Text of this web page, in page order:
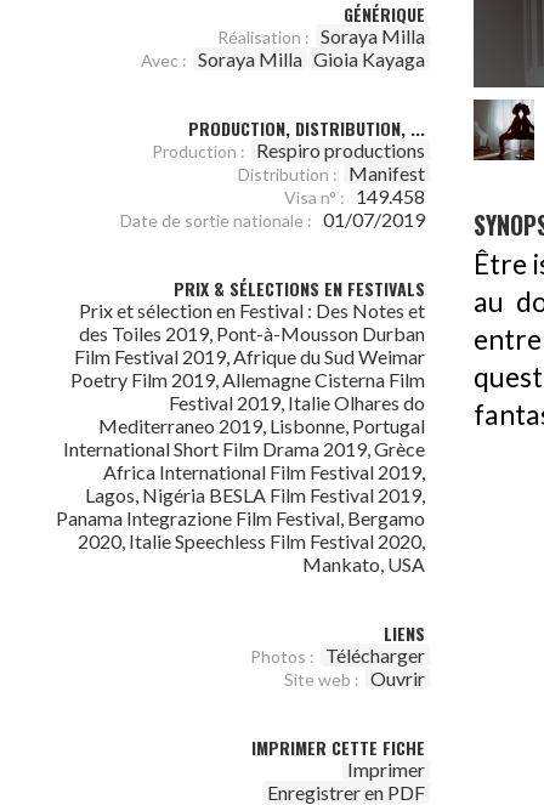
GÉNÉRIQUE
Réalisation : Soraya Milla
Avec : Soraya Milla Gioia Kayaga
PRODUCTION, DISTRIBUTION, ...
Production : Respiro productions
Distribution : Manifest
Visa n° : 149.458
Date de sortie nationale : 01/07/2019
PRIX & SÉLECTIONS EN FESTIVALS
Prix et sélection en Festival : Des Notes et
des Toiles 2019, Pont-à-Mousson Durban
Film Festival 2019, Afrique du Sud Weimar
Poetry Film 2019, Allemagne Cisterna Film
Festival 2019, Italie Olhares do
Mediterraneo 2019, Lisbonne, Portugal
International Short Film Drama 2019, Grèce
Africa International Film Festival 2019,
Lagos, Nigéria BESLA Film Festival 2019,
Panama Integrazione Film Festival, Bergamo
2020, Italie Speechless Film Festival 2020,
Mankato, USA
LIENS
Photos : Télécharger
Site web : Ouvrir
IMPRIMER CETTE FICHE
Imprimer
Enregistrer en PDF
Être
au